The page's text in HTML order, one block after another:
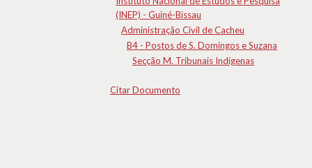
(INEP) - Guiné-Bissau
Administração Civil de Cacheu
B4 - Postos de S. Domingos e Suzana
Secção M. Tribunais Indígenas
Citar Documento